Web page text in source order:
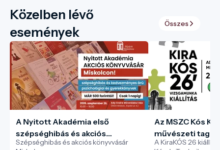
Közelben lévő
események
Összes
A Nyitott Akadémia első
szépséghibás és akciós
pszichológiai könyvvására
Szépséghibás és akciós könyvvásár
Az MSZC Kós
művészeti
„KiraKÓS”
A KiraKÓS 26